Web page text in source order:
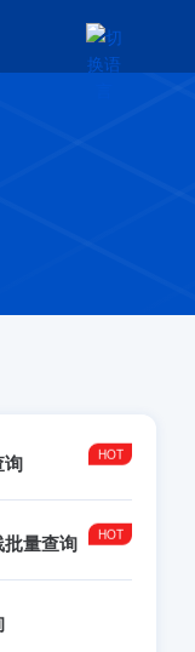
询
量查询